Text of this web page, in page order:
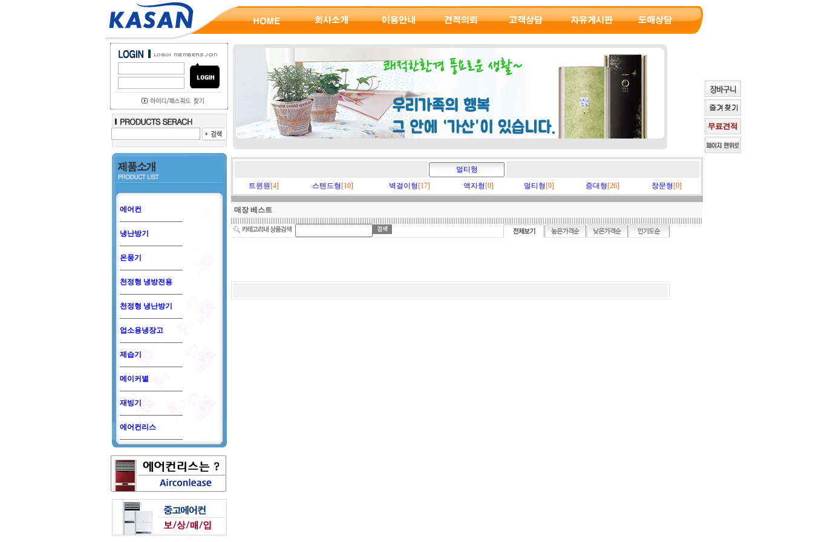
에어컨
냉난방기
온풍기
천정형 냉방전용
천정형 냉난방기
업소용냉장고
제습기
메이커별
재빙기
에어컨리스
멀티형
트윈원 [4] 스텐드형[10] 벽걸이형[17] 액자형[0] 멀티형[0] 중대형[26] 창문형[0]
매장 베스트